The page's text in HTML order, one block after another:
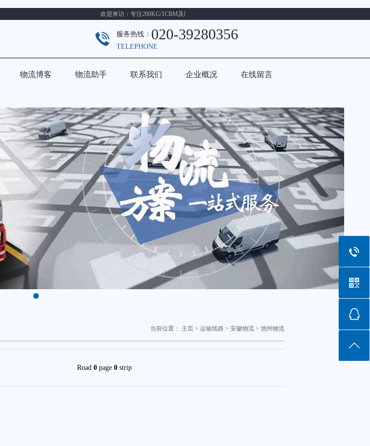
欢迎来访：专注200KG/1CBM及以上货物
服务热线： 020-39280356
TELEPHONE
物流博客 物流助手 联系我们 企业概况 在线留言
当前位置： 主页 > 运输线路 > 安徽物流 > 池州物流
Road 0 page 0 strip